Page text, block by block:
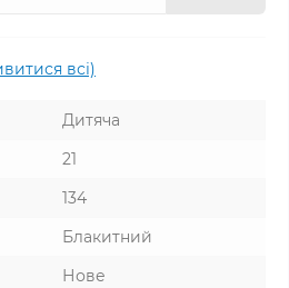
всі)
Дитяча
21
134
Блакитний
Нове